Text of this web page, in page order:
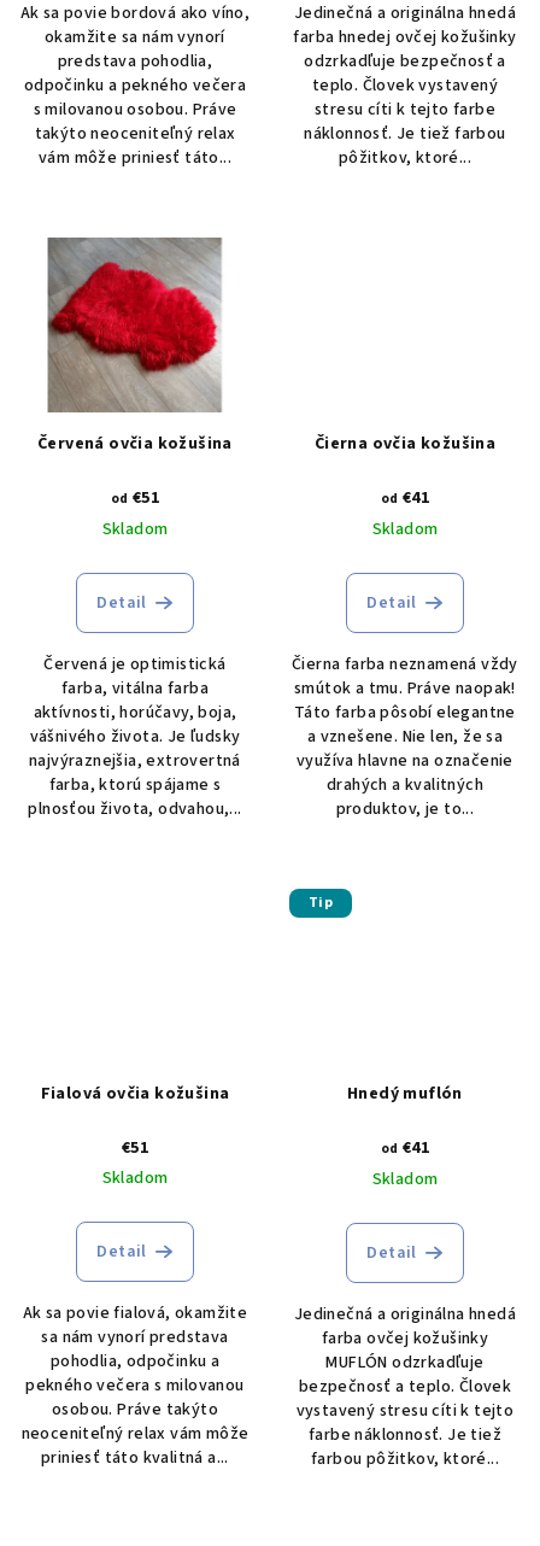
v
Ak sa povie bordová ako víno,
okamžite sa nám vynorí
predstava pohodlia,
odpočinku a pekného večera
s milovanou osobou. Práve
takýto neoceniteľný relax
vám môže priniesť táto...
Jedinečná a originálna hnedá
farba hnedej ovčej kožušinky
odzrkadľuje bezpečnosť a
teplo. Človek vystavený
stresu cíti k tejto farbe
náklonnosť. Je tiež farbou
pôžitkov, ktoré...
Červená ovčia kožušina
od €51
Skladom
Detail
Červená je optimistická
farba, vitálna farba
aktívnosti, horúčavy, boja,
vášnivého života. Je ľudsky
najvýraznejšia, extrovertná
farba, ktorú spájame s
plnosťou života, odvahou,...
Čierna ovčia kožušina
od €41
Skladom
Detail
Čierna farba neznamená vždy
smútok a tmu. Práve naopak!
Táto farba pôsobí elegantne
a vznešene. Nie len, že sa
využíva hlavne na označenie
drahých a kvalitných
produktov, je to...
Fialová ovčia kožušina
€51
Skladom
Detail
Ak sa povie fialová, okamžite
sa nám vynorí predstava
pohodlia, odpočinku a
pekného večera s milovanou
osobou. Práve takýto
neoceniteľný relax vám môže
priniesť táto kvalitná a...
Tip
Hnedý muflón
od €41
Skladom
Detail
Jedinečná a originálna hnedá
farba ovčej kožušinky
MUFLÓN odzrkadľuje
bezpečnosť a teplo. Človek
vystavený stresu cíti k tejto
farbe náklonnosť. Je tiež
farbou pôžitkov, ktoré...